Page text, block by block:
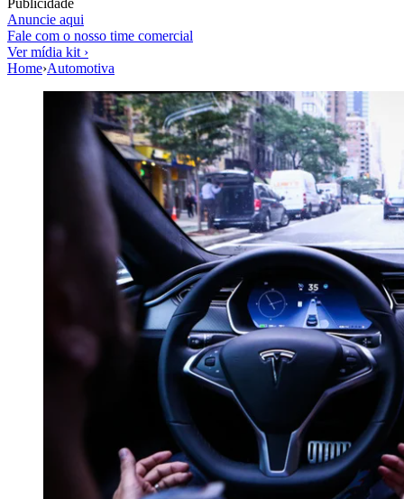
Publicidade
Anuncie aqui
Fale com o nosso time comercial
Ver mídia kit ›
Home›Automotiva